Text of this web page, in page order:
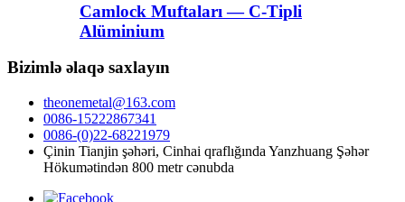
Camlock Muftaları — C-Tipli
Alüminium
Bizimlə əlaqə saxlayın
theonemetal@163.com
0086-15222867341
0086-(0)22-68221979
Çinin Tianjin şəhəri, Cinhai qraflığında Yanzhuang Şəhər
Hökumətindən 800 metr cənubda